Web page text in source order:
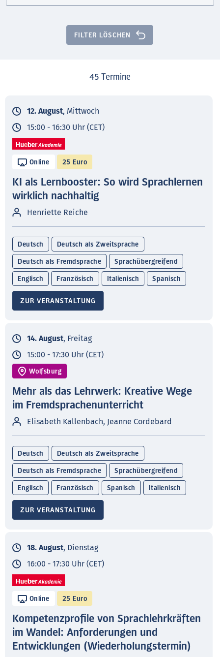
FILTER LÖSCHEN
45 Termine
12. August, Mittwoch
15:00 - 16:30 Uhr (CET)
Online 25 Euro
KI als Lernbooster: So wird Sprachlernen
wirklich nachhaltig
Henriette Reiche
Deutsch Deutsch als Zweitsprache
Deutsch als Fremdsprache Sprachübergreifend
Englisch Französisch Italienisch Spanisch
ZUR VERANSTALTUNG
14. August, Freitag
15:00 - 17:30 Uhr (CET)
Wolfsburg
Mehr als das Lehrwerk: Kreative Wege
im Fremdsprachenunterricht
Elisabeth Kallenbach, Jeanne Cordebard
Deutsch Deutsch als Zweitsprache
Deutsch als Fremdsprache Sprachübergreifend
Englisch Französisch Spanisch Italienisch
ZUR VERANSTALTUNG
18. August, Dienstag
16:00 - 17:30 Uhr (CET)
Online 25 Euro
Kompetenzprofile von Sprachlehrkräften
im Wandel: Anforderungen und
Entwicklungen (Wiederholungstermin)